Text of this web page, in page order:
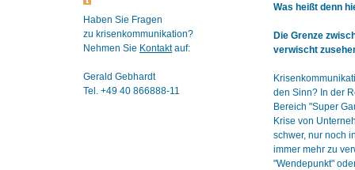
Haben Sie Fragen
zu krisenkommunikation?
Nehmen Sie Kontaktauf:
Gerald Gebhardt
Tel. +49 40 866888-11
Was heißt denn
Die Grenze
verwischt
den Sinn? In der
Bereich "Super
Krise von
schwer, nur noch
immer mehr zu
"Wendepunkt"